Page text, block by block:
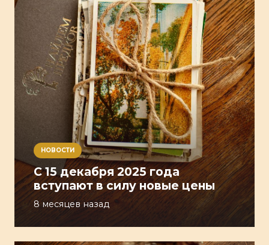
НОВОСТИ
С 15 декабря 2025 года
вступают в силу новые цены
8 месяцев назад